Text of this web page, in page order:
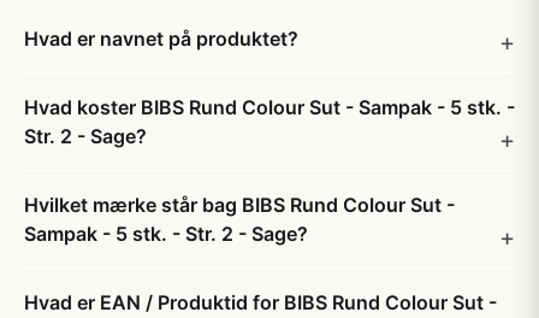
Hvad er navnet på produktet?
Hvad koster BIBS Rund Colour Sut - Sampak - 5 stk. -
Str. 2 - Sage?
Hvilket mærke står bag BIBS Rund Colour Sut -
Sampak - 5 stk. - Str. 2 - Sage?
Hvad er EAN / Produktid for BIBS Rund Colour Sut -